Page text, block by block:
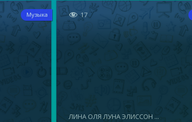
Музыка  17
ЛИНА ОЛЯ ЛУНА ЭЛИССОН ...